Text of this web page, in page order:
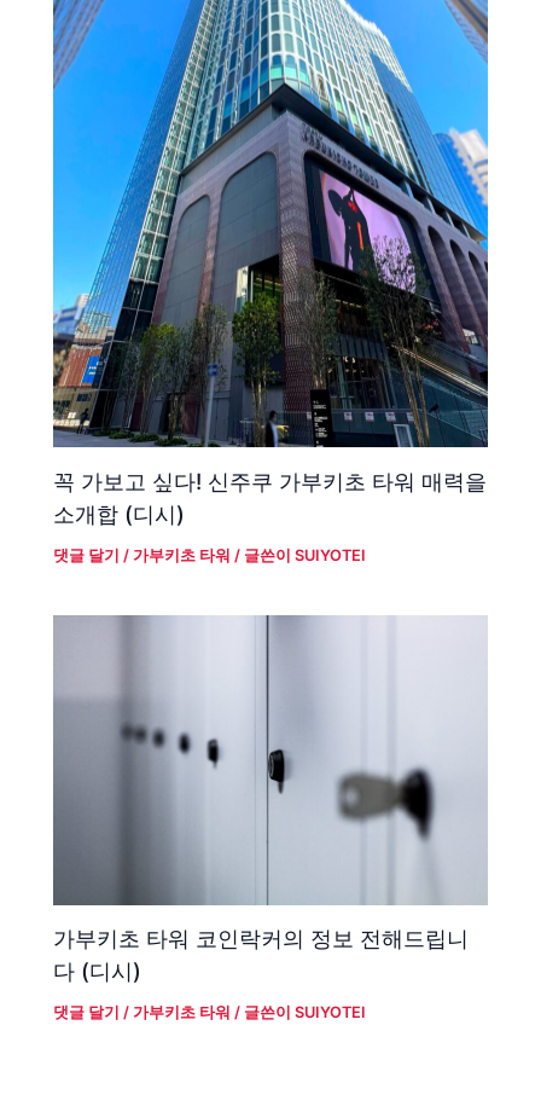
꼭 가보고 싶다! 신주쿠 가부키초 타워 매력을
소개합 (디시)
댓글 달기 /가부키초 타워 / 글쓴이SUIYOTEI
가부키초 타워 코인락커의 정보 전해드립니
다 (디시)
댓글 달기 /가부키초 타워 / 글쓴이SUIYOTEI